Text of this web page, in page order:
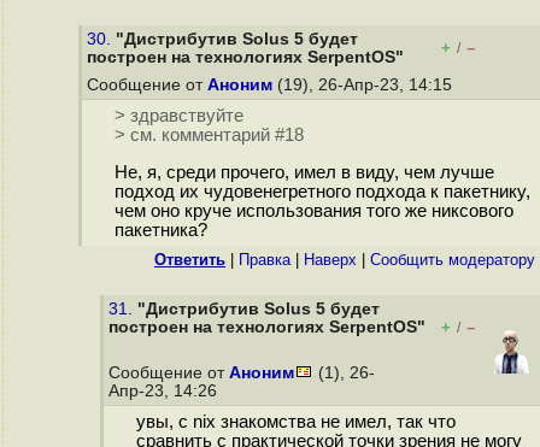
30. "Дистрибутив Solus 5 будет
построен на технологиях SerpentOS"
+ / –
Сообщение от Аноним (19), 26-Апр-23, 14:15
> здравствуйте
> см. комментарий #18
Не, я, среди прочего, имел в виду, чем лучше
подход их чудовенегретного подхода к пакетнику,
чем оно круче использования того же никсового
пакетника?
Ответить Правка| Наверх Cообщить модератору
31. "Дистрибутив Solus 5 будет
построен на технологиях SerpentOS"
+ / –
Сообщение от Аноним
(1), 26-
Апр-23, 14:26
увы, с nix знакомства не имел, так что
сравнить с практической точки зрения не могу